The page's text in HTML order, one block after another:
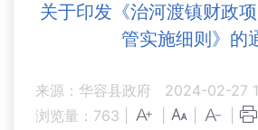
关于印发《治河渡镇财政
管实施细则》的
来源：华容县政府
2024-02-27
浏览量： 763